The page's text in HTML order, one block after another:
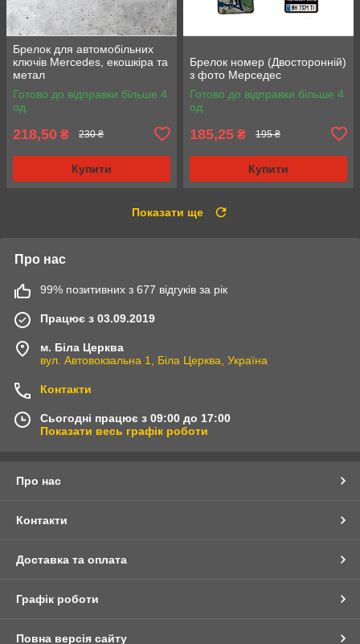
Брелок для автомобільних
ключів Mercedes, екошкіра та
метал
Готово до відправки більше 4
од.
218,50 ₴ 230 ₴
Купити
Брелок номер (Двосторонній)
з фото Мерседес
Готово до відправки більше 4
од.
185,25 ₴ 195 ₴
Купити
Показати ще
Про нас
99% позитивних з 677 відгуків за рік
Працює з 03.09.2019
м. Біла Церква
вул. Автовокзальна 1, Біла Церква, Україна
Контакти
Сьогодні працює з 09:00 до 17:00
Показати весь графік роботи
Про нас
Контакти
Доставка та оплата
Графік роботи
Повна версія сайту